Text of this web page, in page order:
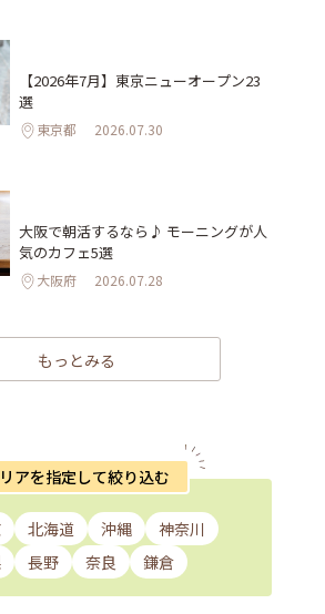
【2026年7月】東京ニューオープン23
選
東京都 2026.07.30
大阪で朝活するなら♪ モーニングが人
気のカフェ5選
大阪府 2026.07.28
もっとみる
アを指定して絞り込む
北海道 沖縄
神奈川
長野 奈良 鎌倉